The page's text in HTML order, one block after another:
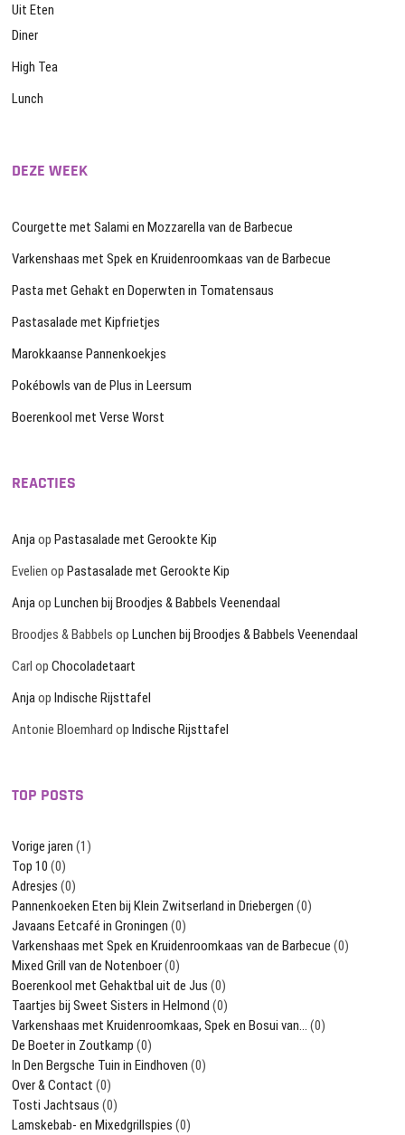
Uit Eten
Diner
High Tea
Lunch
DEZE WEEK
Courgette met Salami en Mozzarella van de Barbecue
Varkenshaas met Spek en Kruidenroomkaas van de Barbecue
Pasta met Gehakt en Doperwten in Tomatensaus
Pastasalade met Kipfrietjes
Marokkaanse Pannenkoekjes
Pokébowls van de Plus in Leersum
Boerenkool met Verse Worst
REACTIES
AnjaopPastasalade met Gerookte Kip
Evelien opPastasalade met Gerookte Kip
AnjaopLunchen bij Broodjes & Babbels Veenendaal
Broodjes & Babbels opLunchen bij Broodjes & Babbels Veenendaal
Carl opChocoladetaart
AnjaopIndische Rijsttafel
Antonie Bloemhard opIndische Rijsttafel
TOP POSTS
Vorige jaren (1)
Top 10 (0)
Adresjes (0)
Pannenkoeken Eten bij Klein Zwitserland in Driebergen (0)
Javaans Eetcafé in Groningen (0)
Varkenshaas met Spek en Kruidenroomkaas van de Barbecue (0)
Mixed Grill van de Notenboer(0)
Boerenkool met Gehaktbal uit de Jus (0)
Taartjes bij Sweet Sisters in Helmond (0)
Varkenshaas met Kruidenroomkaas, Spek en Bosui van… (0)
De Boeter in Zoutkamp (0)
In Den Bergsche Tuin in Eindhoven (0)
Over & Contact (0)
Tosti Jachtsaus (0)
Lamskebab- en Mixedgrillspies (0)